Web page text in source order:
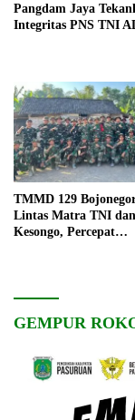
Pangdam Jaya
Integritas PNS TNI
TMMD 129
Lintas Matra TNI
Kesongo, Percepat
GEMPUR